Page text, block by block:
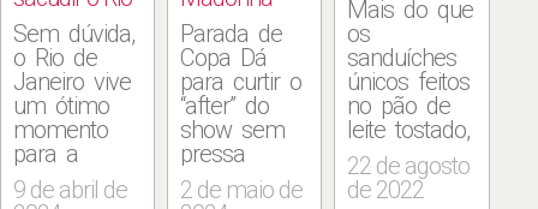
Sem dúvida,
o Rio de
Janeiro vive
um ótimo
momento
para a
gastronomia,
com festa
9 de abril de
Parada de
Copa Dá
para curtir o
“after” do
show sem
pressa
porque os
sanduíches
2 de maio de
Mais do que
os
sanduíches
únicos feitos
no pão de
leite tostado,
com
recheios que
valem por
22 de agosto
de 2022